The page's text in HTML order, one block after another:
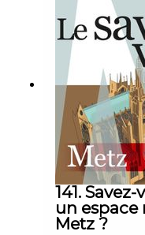
141.
un espace
Metz ?